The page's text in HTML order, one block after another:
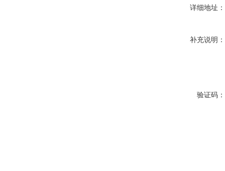
详细地址：
补充说明：
验证码：